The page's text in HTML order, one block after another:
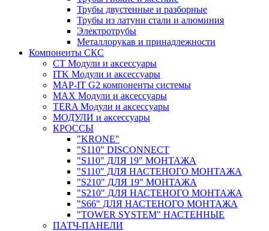
Трубы двустенные и разборные
Трубы из латуни стали и алюминия
Электротрубы
Металлорукав и принадлежности
Компоненты СКС
CT Модули и аксессуары
ITK Модули и аксессуары
MAP-IT G2 компоненты системы
MAX Модули и аксессуары
TERA Модули и аксессуары
МОДУЛИ и аксессуары
КРОССЫ
"KRONE"
"S110" DISCONNECT
"S110" ДЛЯ 19" МОНТАЖА
"S110" ДЛЯ НАСТЕНОГО МОНТАЖА
"S210" ДЛЯ 19" МОНТАЖА
"S210" ДЛЯ НАСТЕНОГО МОНТАЖА
"S66" ДЛЯ НАСТЕНОГО МОНТАЖА
"TOWER SYSTEM" НАСТЕННЫЕ
ПАТЧ-ПАНЕЛИ